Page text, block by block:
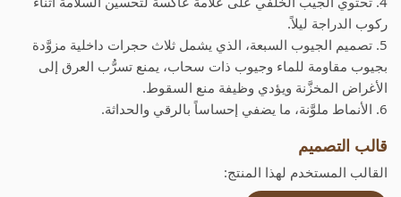
ركوب الدراجة ليلاً.
5. تصميم الجيوب السبعة، الذي يشمل ثلاث حجرات داخلية مزوَّدة
بجيوب مقاومة للماء وجيوب ذات سحاب، يمنع تسرُّب العرق إلى
الأغراض المخزَّنة ويؤدي وظيفة منع السقوط.
6. الأنماط ملوَّنة، ما يضفي إحساساً بالرقي والحداثة.
قالب التصميم
القالب المستخدم لهذا المنتج: